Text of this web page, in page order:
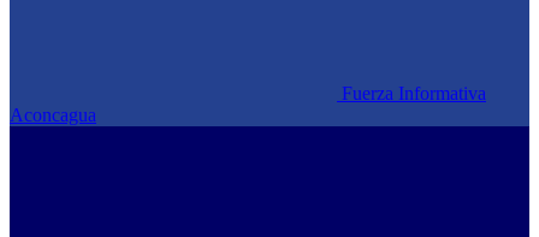
Fuerza Informativa
Aconcagua